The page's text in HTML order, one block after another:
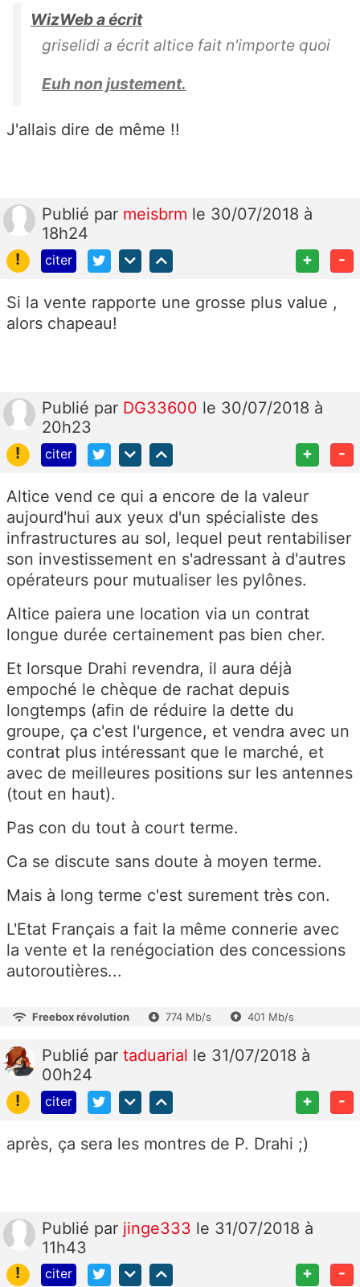
WizWeb a écrit
griselidi a écrit altice fait n'importe quoi
Euh non justement.
J'allais dire de même !!
Publié par meisbrm le 30/07/2018 à
18h24
!
citer + -
Si la vente rapporte une grosse plus value ,
alors chapeau!
Publié par DG33600 le 30/07/2018 à
20h23
!
citer + -
Altice vend ce qui a encore de la valeur
aujourd'hui aux yeux d'un spécialiste des
infrastructures au sol, lequel peut rentabiliser
son investissement en s'adressant à d'autres
opérateurs pour mutualiser les pylônes.
Altice paiera une location via un contrat
longue durée certainement pas bien cher.
Et lorsque Drahi revendra, il aura déjà
empoché le chèque de rachat depuis
longtemps (afin de réduire la dette du
groupe, ça c'est l'urgence, et vendra avec un
contrat plus intéressant que le marché, et
avec de meilleures positions sur les antennes
(tout en haut).
Pas con du tout à court terme.
Ca se discute sans doute à moyen terme.
Mais à long terme c'est surement très con.
L'Etat Français a fait la même connerie avec
la vente et la renégociation des concessions
autoroutières...
Freebox révolution 774 Mb/s 401 Mb/s
Publié par taduarial le 31/07/2018 à
00h24
!
citer + -
après, ça sera les montres de P. Drahi ;)
Publié par jinge333 le 31/07/2018 à
11h43
!
citer + -